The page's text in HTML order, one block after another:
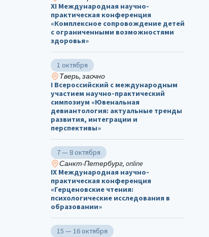
ХΙ Международная научно-
практическая конференция
«Комплексное сопровождение детей
с ограниченными возможностями
здоровья»
1 октября
Тверь, заочно
I Всероссийский с международным
участием научно-практический
симпозиум «Ювенальная
девиантология: актуальные тренды
развития, интеграции и
перспективы»
7 — 8 октября
Санкт-Петербург, online
IX Международная научно-
практическая конференция
«Герценовские чтения:
психологические исследования в
образовании»
15 — 16 октября